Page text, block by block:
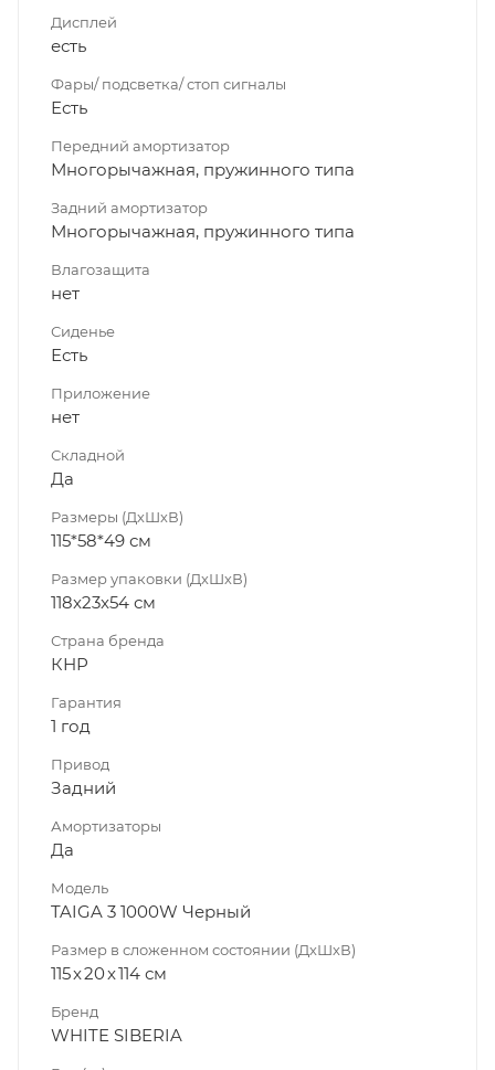
Дисплей
есть
Фары/ подсветка/ стоп сигналы
Есть
Передний амортизатор
Многорычажная, пружинного типа
Задний амортизатор
Многорычажная, пружинного типа
Влагозащита
нет
Сиденье
Есть
Приложение
нет
Складной
Да
Размеры (ДхШхВ)
115*58*49 см
Размер упаковки (ДхШхВ)
118x23x54 см
Страна бренда
КНР
Гарантия
1 год
Привод
Задний
Амортизаторы
Да
Модель
TAIGA 3 1000W Черный
Размер в сложенном состоянии (ДхШхВ)
115 x 20 x 114 см
Бренд
WHITE SIBERIA